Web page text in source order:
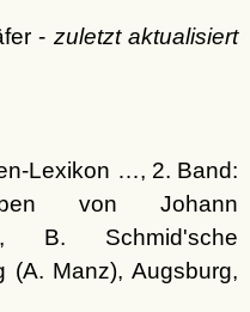
- zuletzt aktualisiert
Lexikon …, 2. Band:
von Johann
B. Schmid'sche
(A. Manz), Augsburg,